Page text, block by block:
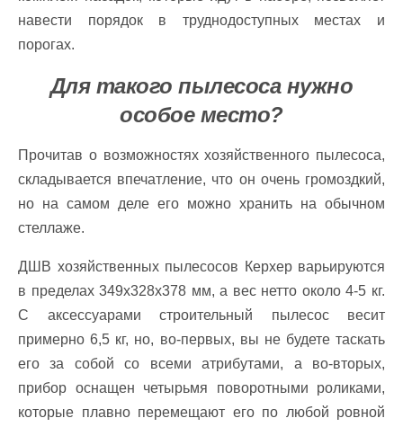
навести порядок в труднодоступных местах и
порогах.
Для такого пылесоса нужно
особое место?
Прочитав о возможностях хозяйственного пылесоса,
складывается впечатление, что он очень громоздкий,
но на самом деле его можно хранить на обычном
стеллаже.
ДШВ хозяйственных пылесосов Керхер варьируются
в пределах 349x328x378 мм, а вес нетто около 4-5 кг.
С аксессуарами строительный пылесос весит
примерно 6,5 кг, но, во-первых, вы не будете таскать
его за собой со всеми атрибутами, а во-вторых,
прибор оснащен четырьмя поворотными роликами,
которые плавно перемещают его по любой ровной